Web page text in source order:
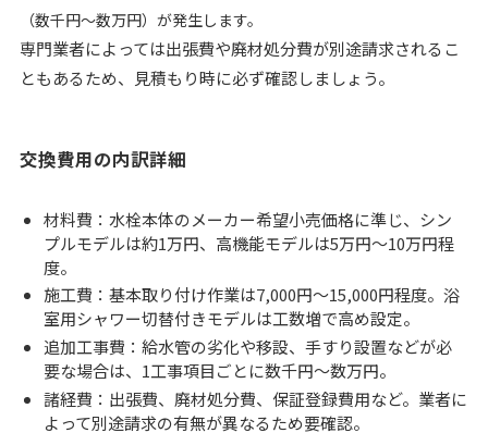
（数千円～数万円）が発生します。
専門業者によっては出張費や廃材処分費が別途請求されるこ
ともあるため、見積もり時に必ず確認しましょう。
交換費用の内訳詳細
材料費：水栓本体のメーカー希望小売価格に準じ、シン
プルモデルは約1万円、高機能モデルは5万円～10万円程
度。
施工費：基本取り付け作業は7,000円～15,000円程度。浴
室用シャワー切替付きモデルは工数増で高め設定。
追加工事費：給水管の劣化や移設、手すり設置などが必
要な場合は、1工事項目ごとに数千円～数万円。
諸経費：出張費、廃材処分費、保証登録費用など。業者に
よって別途請求の有無が異なるため要確認。